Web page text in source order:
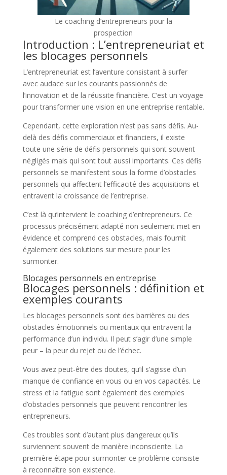
Le coaching d’entrepreneurs pour la
prospection
Introduction : L’entrepreneuriat et
les blocages personnels
L’entrepreneuriat est l’aventure consistant à surfer
avec audace sur les courants passionnés de
l’innovation et de la réussite financière. C’est un voyage
pour transformer une vision en une entreprise rentable.
Cependant, cette exploration n’est pas sans défis. Au-
delà des défis commerciaux et financiers, il existe
toute une série de défis personnels qui sont souvent
négligés mais qui sont tout aussi importants. Ces défis
personnels se manifestent sous la forme d’obstacles
personnels qui affectent l’efficacité des acquisitions et
entravent la croissance de l’entreprise.
C’est là qu’intervient le coaching d’entrepreneurs. Ce
processus précisément adapté non seulement met en
évidence et comprend ces obstacles, mais fournit
également des solutions sur mesure pour les
surmonter.
Blocages personnels en entreprise
Blocages personnels : définition et
exemples courants
Les blocages personnels sont des barrières ou des
obstacles émotionnels ou mentaux qui entravent la
performance d’un individu. Il peut s’agir d’une simple
peur – la peur du rejet ou de l’échec.
Vous avez peut-être des doutes, qu’il s’agisse d’un
manque de confiance en vous ou en vos capacités. Le
stress et la fatigue sont également des exemples
d’obstacles personnels que peuvent rencontrer les
entrepreneurs.
Ces troubles sont d’autant plus dangereux qu’ils
surviennent souvent de manière inconsciente. La
première étape pour surmonter ce problème consiste
à reconnaître son existence.